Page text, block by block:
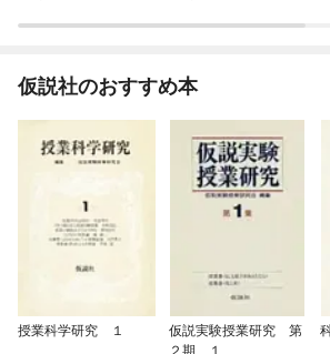
仮説社のおすすめ本
授業科学研究 １
仮説実験授業研究 第